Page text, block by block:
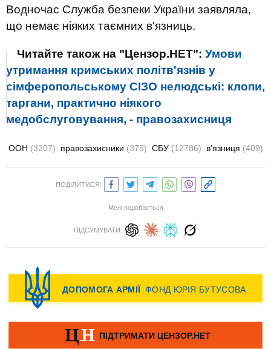
Водночас Служба безпеки України заявляла,
що немає ніяких таємних в'язниць.
Читайте також на "Цензор.НЕТ": Умови
утримання кримських політв'язнів у
сімферопольському СІЗО нелюдські: клопи,
таргани, практично ніякого
медобслуговування, - правозахисниця
ООН (3207) правозахисники (375) СБУ (12786) в’язниця (409)
ПОДІЛИТИСЯ:
Мені подобається
ПІДСУМУВАТИ: